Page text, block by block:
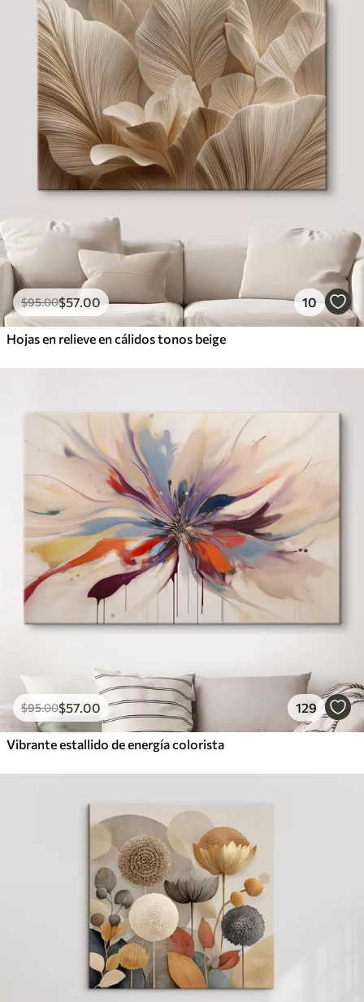
$95.00$57.00 10
Hojas en relieve en cálidos tonos beige
$95.00$57.00 129
Vibrante estallido de energía colorista